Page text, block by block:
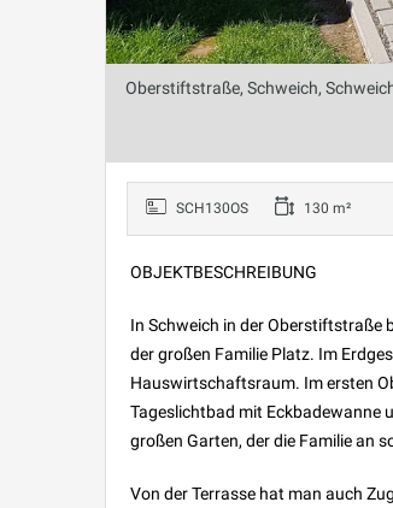
Oberstiftstraße, Schweich,
SCH130OS 130 m²
OBJEKTBESCHREIBUNG
In Schweich in der Oberstiftstraße
der großen Familie Platz. Im
Hauswirtschaftsraum. Im ersten
Tageslichtbad mit Eckbadewanne
großen Garten, der die Familie an
Von der Terrasse hat man auch